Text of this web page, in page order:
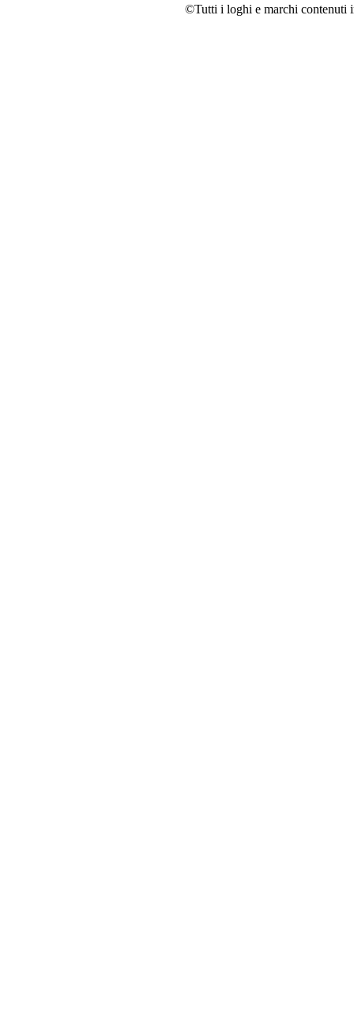
©Tutti i loghi e marchi contenuti